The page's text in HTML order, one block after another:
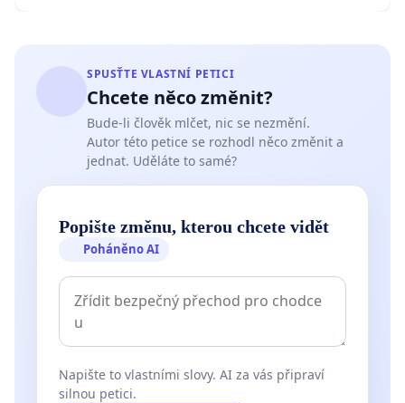
SPUSŤTE VLASTNÍ PETICI
Chcete něco změnit?
Bude-li člověk mlčet, nic se nezmění.
Autor této petice se rozhodl něco změnit a
jednat. Uděláte to samé?
Popište změnu, kterou chcete vidět
Poháněno AI
Napište to vlastními slovy. AI za vás připraví
silnou petici.